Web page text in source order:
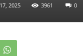
2025 3961 0